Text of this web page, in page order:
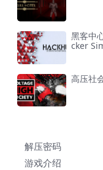
黑客中
cker
高压社
解压密码
游戏介绍